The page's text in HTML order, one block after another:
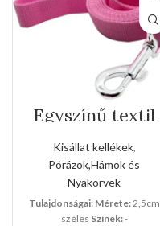
Egyszínű textil
kézipóráz(Nagy
méret)
Kisállat kellékek,
Pórázok,Hámok és
Nyakörvek
Tulajdonságai: Mérete:2,5cm
széles Színek:-